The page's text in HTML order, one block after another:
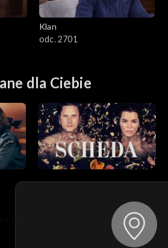
Klan
odc. 2701
dla Ciebie